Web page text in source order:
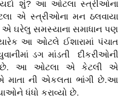
શું? આ ઓટલા સ્ત્રીઓના
એ સ્ત્રીઓના મન ઠલવાયા
ઘરેલુ સમસ્યાના સમાધાન પણ
આ ઓટલે ઈશારામાં પંચાત
ડગ માંડતી દીકરીઓની
આ ઓટલા એ કેટલી એ
માતા ની એકલતા ભાંગી છે.આ
ધંધો કરાવ્યો છે.